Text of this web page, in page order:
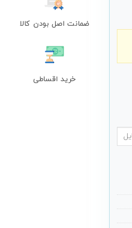
ضمانت اصل بودن کالا
خرید اقساطی